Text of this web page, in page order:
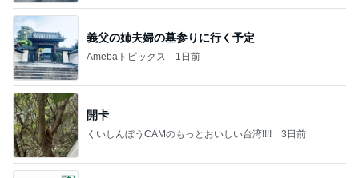
義父の姉夫婦の墓参りに行く予定
Amebaトピックス 1日前
開卡
くいしんぼうCAMのもっとおいしい台湾!!!! 3日前